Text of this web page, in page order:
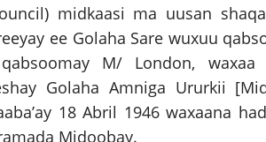
midkaasi ma uusan
ee Golaha Sare wuxuu
M/ London,
Golaha Amniga Ururkii
18 Abril 1946 waxaana
Midoobay.